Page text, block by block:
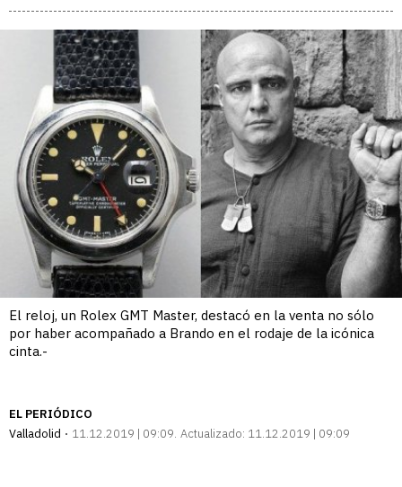
El reloj, un Rolex GMT Master, destacó en la venta no sólo
por haber acompañado a Brando en el rodaje de la icónica
cinta.-
EL PERIÓDICO
Valladolid
11.12.2019 | 09:09 Actualizado: 11.12.2019 | 09:09